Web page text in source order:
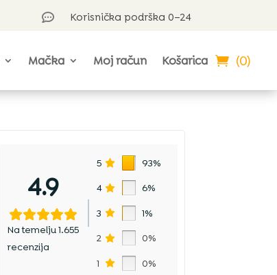
 Korisnička podrška 0–24
Mačka Moj račun Košarica (0)
4.9
Na temelju 1.655
recenzija
5 93%
4 6%
3 1%
2 0%
1 0%